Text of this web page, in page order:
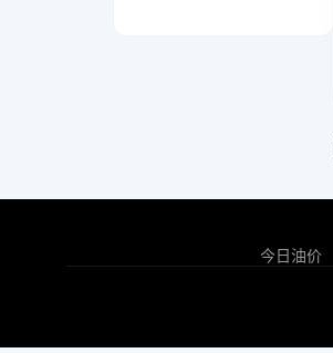
今日油价